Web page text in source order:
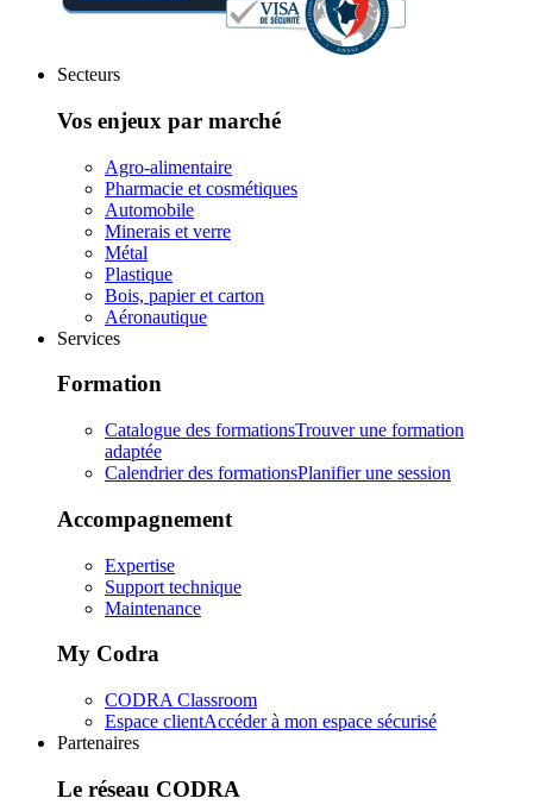
Secteurs
Vos enjeux par marché
Agro-alimentaire
Pharmacie et cosmétiques
Automobile
Minerais et verre
Métal
Plastique
Bois, papier et carton
Aéronautique
Services
Formation
Catalogue des formationsTrouver une formation
adaptée
Calendrier des formationsPlanifier une session
Accompagnement
Expertise
Support technique
Maintenance
My Codra
CODRA Classroom
Espace clientAccéder à mon espace sécurisé
Partenaires
Le réseau CODRA